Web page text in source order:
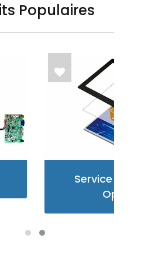
Populaires
De Collage
Optique